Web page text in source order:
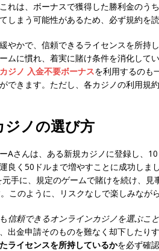
れは、ボーナスで獲得した勝利金の
まう可能性があるため、必ず規約を読
やかで、信頼できるライセンスを所
ムに慣れ、着実に賭け条件を消化し
ジノ 入金不要ボーナスを利用するのも
できます。ただし、各カジノの利用
ジノの選び方
Aさんは、ある新規カジノに登録し、
良く50ドルまで増やすことに成功し
手に、規定のゲームで賭けを続け、
このように、リスクなしで楽しみなが
信頼できるオンラインカジノを選ぶこと
出金申請そのものを難なく却下した
ライセンスを所持しているかを必ず確